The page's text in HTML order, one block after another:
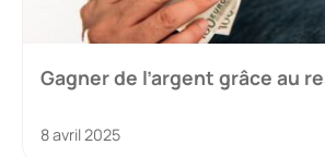
Gagner de l’argent grâce au
8 avril 2025